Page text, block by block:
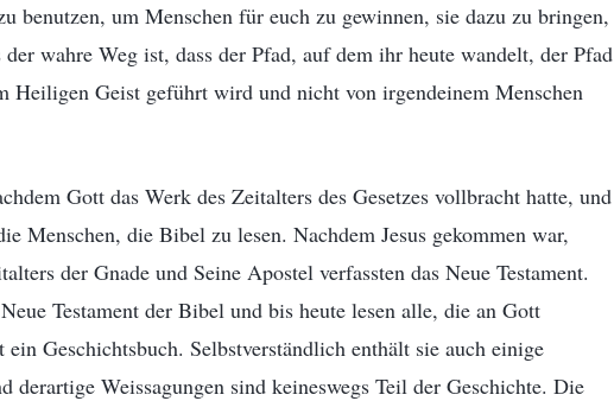
benutzen, um Menschen für euch zu gewinnen, sie dazu zu bringen,
der wahre Weg ist, dass der Pfad, auf dem ihr heute wandelt, der Pfad
Heiligen Geist geführt wird und nicht von irgendeinem Menschen
Gott das Werk des Zeitalters des Gesetzes vollbracht hatte, und
Menschen, die Bibel zu lesen. Nachdem Jesus gekommen war,
der Gnade und Seine Apostel verfassten das Neue Testament.
Testament der Bibel und bis heute lesen alle, die an Gott
Geschichtsbuch. Selbstverständlich enthält sie auch einige
derartige Weissagungen sind keineswegs Teil der Geschichte. Die